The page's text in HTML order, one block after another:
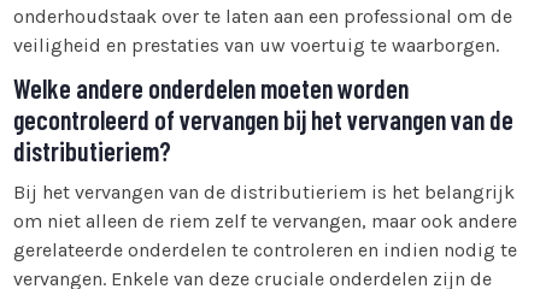
onderhoudstaak over te laten aan een professional om de
veiligheid en prestaties van uw voertuig te waarborgen.
Welke andere onderdelen moeten worden
gecontroleerd of vervangen bij het vervangen van de
distributieriem?
Bij het vervangen van de distributieriem is het belangrijk
om niet alleen de riem zelf te vervangen, maar ook andere
gerelateerde onderdelen te controleren en indien nodig te
vervangen. Enkele van deze cruciale onderdelen zijn de